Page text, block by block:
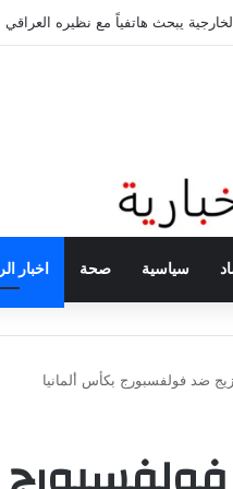
يبحث هاتفياً مع نظيره العراقي
سياسية صحة اخبار
ضد فولفسبورج بكأس ألمانيا